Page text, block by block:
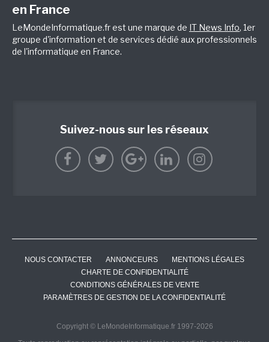
en France
LeMondeInformatique.fr est une marque de IT News Info, 1er
groupe d'information et de services dédié aux professionnels
de l'informatique en France.
Suivez-nous sur les réseaux
NOUS CONTACTER ANNONCEURS
MENTIONS LÉGALES
CHARTE DE CONFIDENTIALITÉ
CONDITIONS GÉNÉRALES DE VENTE
PARAMÈTRES DE GESTION DE LA CONFIDENTIALITÉ
Copyright © LeMondeInformatique.fr 1997-2026